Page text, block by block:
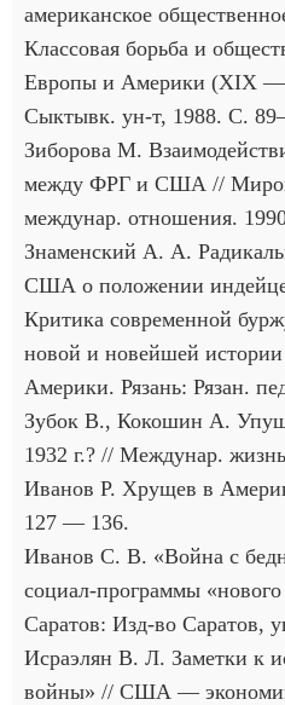
американское
Классовая борьба и
Европы и Америки (XIX
Сыктывк. ун-т, 1988. С.
Зиборова М.
между ФРГ и США //
междунар. отношения.
Знаменский А. А.
США о положении
Критика современной
новой и новейшей
Америки. Рязань: Рязан.
Зубок В., Кокошин А.
1932 г.? // Междунар.
Иванов P. Хрущев в
127 — 136.
Иванов С. В. «Война с
социал-программы
Саратов: Изд-во Саратов,
Исраэлян В. Л. Заметки к
войны» // США —